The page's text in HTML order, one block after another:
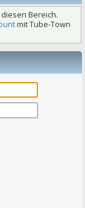
Bereich.
mit Tube-Town